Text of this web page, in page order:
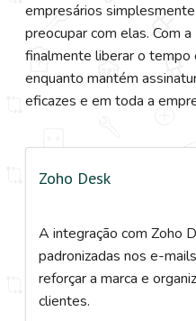
empresários
preocupar com elas. Com
finalmente liberar o tempo
enquanto mantém
eficazes e em toda a
Zoho Desk
A integração com Zoho
padronizadas nos e-
reforçar a marca e
clientes.